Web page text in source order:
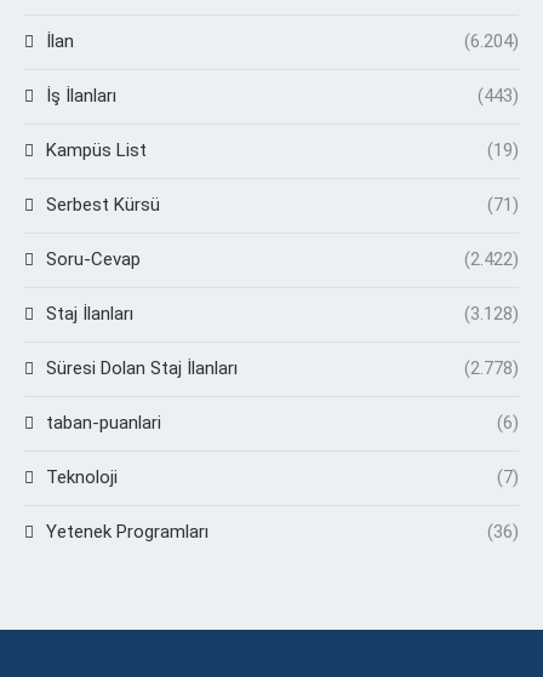
İlan (6.204)
İş İlanları (443)
Kampüs List (19)
Serbest Kürsü (71)
Soru-Cevap (2.422)
Staj İlanları (3.128)
Süresi Dolan Staj İlanları (2.778)
taban-puanlari (6)
Teknoloji (7)
Yetenek Programları (36)